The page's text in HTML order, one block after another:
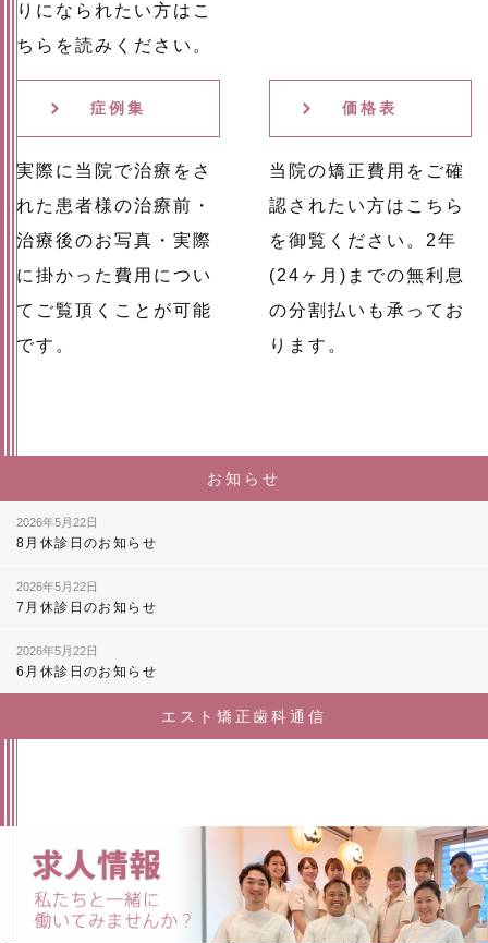
りになられたい方はこ
ちらを読みください。
症例集
実際に当院で治療をさ
れた患者様の治療前・
治療後のお写真・実際
に掛かった費用につい
てご覧頂くことが可能
です。
価格表
当院の矯正費用をご確
認されたい方はこちら
を御覧ください。2年
(24ヶ月)までの無利息
の分割払いも承ってお
ります。
お知らせ
2026年5月22日
8月休診日のお知らせ
2026年5月22日
7月休診日のお知らせ
2026年5月22日
6月休診日のお知らせ
エスト矯正歯科通信